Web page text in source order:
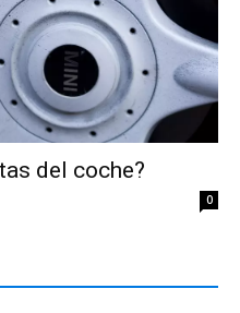
del coche?
0